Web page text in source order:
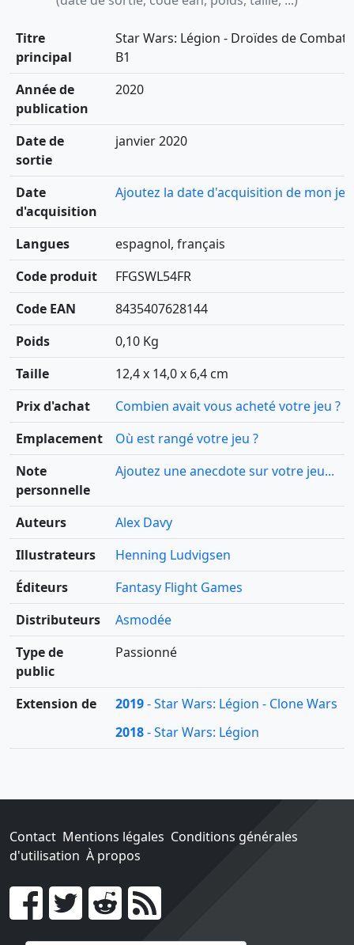
Titre
principal
Star Wars: Légion - Droïdes de Combat
B1
Année de
publication
2020
Date de
sortie
janvier 2020
Date
d'acquisition
Ajoutez la date d'acquisition de mon jeu
Langues
espagnol, français
Code produit
FFGSWL54FR
Code EAN
8435407628144
Poids
0,10 Kg
Taille
12,4 x 14,0 x 6,4 cm
Prix d'achat
Combien avait vous acheté votre jeu ?
Emplacement
Où est rangé votre jeu ?
Note
personnelle
Ajoutez une anecdote sur votre jeu...
Auteurs
Alex Davy
Illustrateurs
Henning Ludvigsen
Éditeurs
Fantasy Flight Games
Distributeurs
Asmodée
Type de
public
Passionné
Extension de 2019- Star Wars: Légion - Clone Wars
2018- Star Wars: Légion
Contact Mentions légales Conditions générales
d'utilisation À propos